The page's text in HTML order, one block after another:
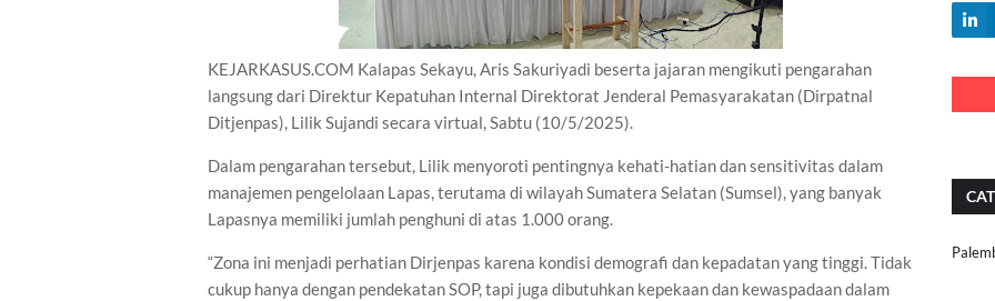
KEJARKASUS.COM Kalapas Sekayu, Aris Sakuriyadi beserta jajaran mengikuti pengarahan
langsung dari Direktur Kepatuhan Internal Direktorat Jenderal Pemasyarakatan (Dirpatnal
Ditjenpas), Lilik Sujandi secara virtual, Sabtu (10/5/2025).
Dalam pengarahan tersebut, Lilik menyoroti pentingnya kehati-hatian dan sensitivitas dalam
manajemen pengelolaan Lapas, terutama di wilayah Sumatera Selatan (Sumsel), yang banyak
Lapasnya memiliki jumlah penghuni di atas 1.000 orang.
“Zona ini menjadi perhatian Dirjenpas karena kondisi demografi dan kepadatan yang tinggi. Tidak
cukup hanya dengan pendekatan SOP, tapi juga dibutuhkan kepekaan dan kewaspadaan dalam